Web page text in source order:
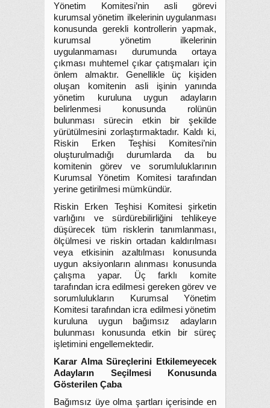
Yönetim Komitesi’nin asli görevi
kurumsal yönetim ilkelerinin uygulanması
konusunda gerekli kontrollerin yapmak,
kurumsal yönetim ilkelerinin
uygulanmaması durumunda ortaya
çıkması muhtemel çıkar çatışmaları için
önlem almaktır. Genellikle üç kişiden
oluşan komitenin asli işinin yanında
yönetim kuruluna uygun adayların
belirlenmesi konusunda rolünün
bulunması sürecin etkin bir şekilde
yürütülmesini zorlaştırmaktadır. Kaldı ki,
Riskin Erken Teşhisi Komitesi’nin
oluşturulmadığı durumlarda da bu
komitenin görev ve sorumluluklarının
Kurumsal Yönetim Komitesi tarafından
yerine getirilmesi mümkündür.
Riskin Erken Teşhisi Komitesi şirketin
varlığını ve sürdürebilirliğini tehlikeye
düşürecek tüm risklerin tanımlanması,
ölçülmesi ve riskin ortadan kaldırılması
veya etkisinin azaltılması konusunda
uygun aksiyonların alınması konusunda
çalışma yapar. Üç farklı komite
tarafından icra edilmesi gereken görev ve
sorumlulukların Kurumsal Yönetim
Komitesi tarafından icra edilmesi yönetim
kuruluna uygun bağımsız adayların
bulunması konusunda etkin bir süreç
işletimini engellemektedir.
Karar Alma Süreçlerini Etkilemeyecek
Adayların Seçilmesi Konusunda
Gösterilen Çaba
Bağımsız üye olma şartları içerisinde en